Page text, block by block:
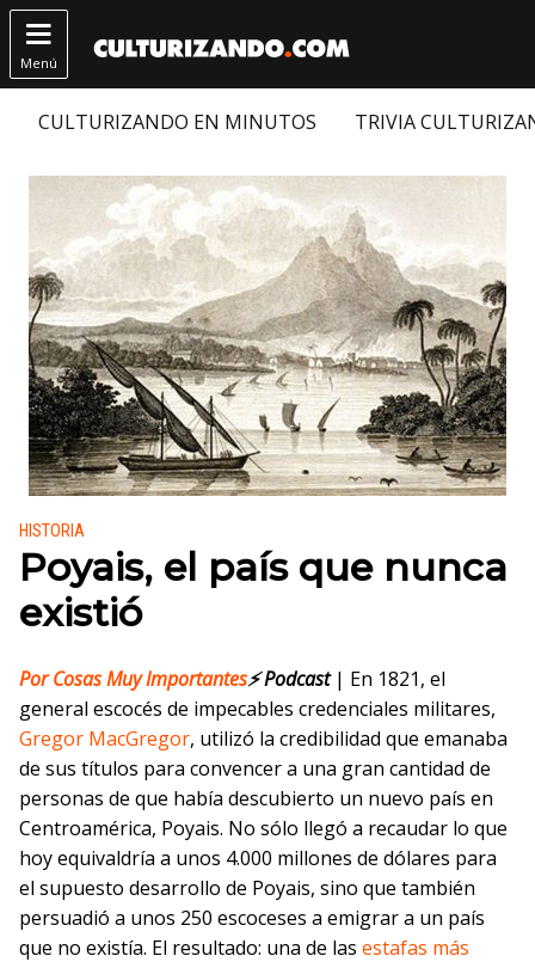

Menú
CULTURIZANDO EN MINUTOS TRIVIA
Publicado en:
HISTORIA
Poyais, el país que nunca
existió
PorCosas Muy Importantes⚡ Podcast | En 1821, el
general escocés de impecables credenciales militares,
Gregor MacGregor, utilizó la credibilidad que emanaba
de sus títulos para convencer a una gran cantidad de
personas de que había descubierto un nuevo país en
Centroamérica, Poyais. No sólo llegó a recaudar lo que
hoy equivaldría a unos 4.000 millones de dólares para
el supuesto desarrollo de Poyais, sino que también
persuadió a unos 250 escoceses a emigrar a un país
que no existía. El resultado: una de las estafas más